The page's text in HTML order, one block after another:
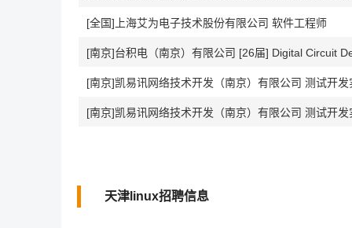
[全国]上海艾为电子技术股份有限公司 软件工程师
[南京]台积电（南京）有限公司 [26届] Digital Circuit
[南京]凯易讯网络技术开发（南京）有限公司 测试开
[南京]凯易讯网络技术开发（南京）有限公司 测试开
天津linux招聘信息